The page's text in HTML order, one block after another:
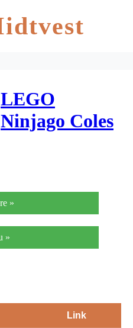
LEGO
Ninjago Coles
»
»
Link